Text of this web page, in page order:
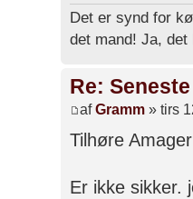
Det er synd for
det mand! Ja,
Re:
afGramm » tirs
Tilhøre
Er ikke sikker.